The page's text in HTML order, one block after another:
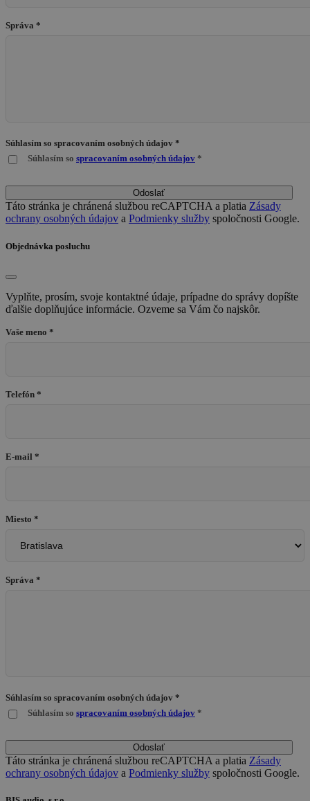
Správa *
Súhlasím so spracovaním osobných údajov *
Súhlasím so spracovaním osobných údajov *
Odoslať
Táto stránka je chránená službou reCAPTCHA a platia Zásady
ochrany osobných údajov a Podmienky služby spoločnosti Google.
Objednávka posluchu
Vyplňte, prosím, svoje kontaktné údaje, prípadne do správy dopíšte
ďalšie doplňujúce informácie. Ozveme sa Vám čo najskôr.
Vaše meno *
Telefón *
E-mail *
Miesto *
Správa *
Súhlasím so spracovaním osobných údajov *
Súhlasím so spracovaním osobných údajov *
Odoslať
Táto stránka je chránená službou reCAPTCHA a platia Zásady
ochrany osobných údajov a Podmienky služby spoločnosti Google.